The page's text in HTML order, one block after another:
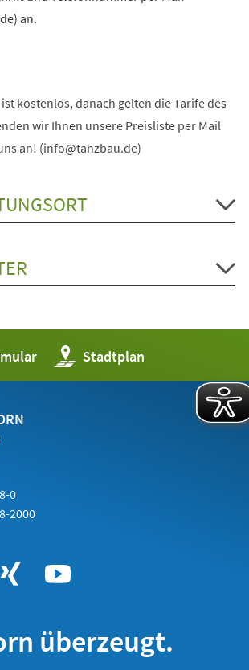
an.
kostenlos, danach gelten die Tarife des
wir Ihnen unsere Preisliste per Mail
an! (info@tanzbau.de)
Stadtplan
(Öffnet
in
einem
0
2000
überzeugt.